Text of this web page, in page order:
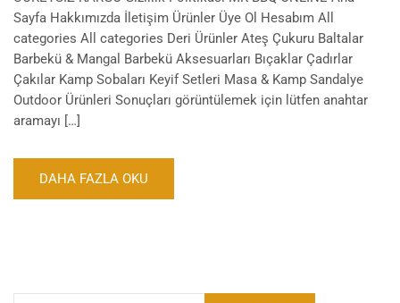
Sayfa Hakkımızda İletişim Ürünler Üye Ol Hesabım All
categories All categories Deri Ürünler Ateş Çukuru Baltalar
Barbekü & Mangal Barbekü Aksesuarları Bıçaklar Çadırlar
Çakılar Kamp Sobaları Keyif Setleri Masa & Kamp Sandalye
Outdoor Ürünleri Sonuçları görüntülemek için lütfen anahtar
aramayı […]
DAHA FAZLA OKU